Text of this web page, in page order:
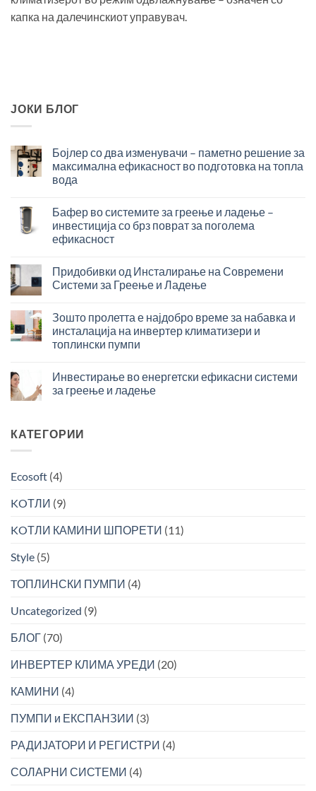
капка на далечинскиот управувач.
ЈОКИ БЛОГ
Бојлер со два изменувачи – паметно решение за
максимална ефикасност во подготовка на топла
вода
со
два
изменувачи
–
решение
за
максимална
во
подготовка
топла
Бафер во системите за греење и ладење –
инвестиција со брз поврат за поголема
ефикасност
во
системите
за
и
ладење
инвестиција
брз
поврат
Придобивки од Инсталирање на Современи
Системи за Греење и Ладење
од
Инсталирање
на
Современи
за
и
Зошто пролетта е најдобро време за набавка и
инсталација на инвертер климатизери и
топлински пумпи
пролетта
е
најдобро
набавка
инвертер
и
пумпи
Инвестирање во енергетски ефикасни системи
за греење и ладење
енергетски
греење
ладење
КАТЕГОРИИ
Ecosoft (4)
KOТЛИ (9)
KOТЛИ КАМИНИ ШПОРЕТИ (11)
Style (5)
TОПЛИНСКИ ПУМПИ (4)
Uncategorized (9)
БЛОГ (70)
ИНВЕРТЕР КЛИМА УРЕДИ (20)
КАМИНИ (4)
ПУМПИ и ЕКСПАНЗИИ (3)
РАДИЈАТОРИ И РЕГИСТРИ (4)
СОЛАРНИ СИСТЕМИ (4)